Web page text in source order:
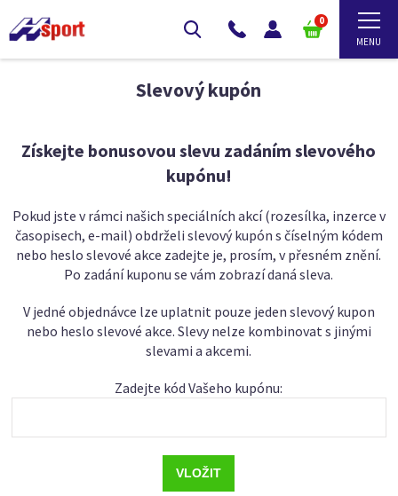
0
Slevový kupón
Získejte bonusovou slevu zadáním slevového
kupónu!
Pokud jste v rámci našich speciálních akcí (rozesílka, inzerce v
časopisech, e-mail) obdrželi slevový kupón s číselným kódem
nebo heslo slevové akce zadejte je, prosím, v přesném znění.
Po zadání kuponu se vám zobrazí daná sleva.
V jedné objednávce lze uplatnit pouze jeden slevový kupon
nebo heslo slevové akce. Slevy nelze kombinovat s jinými
slevami a akcemi.
Zadejte kód Vašeho kupónu: